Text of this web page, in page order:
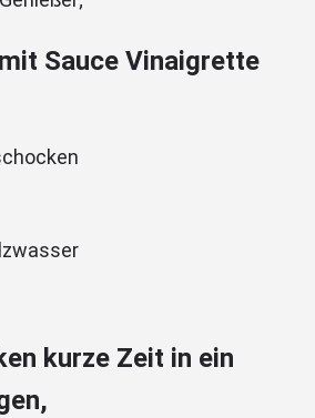
Sauce Vinaigrette
kurze Zeit in ein